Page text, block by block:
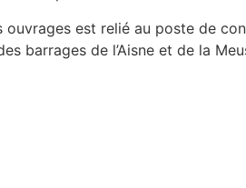
ouvrages est relié au poste de
barrages de l’Aisne et de la